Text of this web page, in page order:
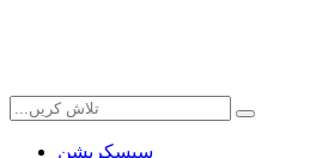
سبسکرپشن